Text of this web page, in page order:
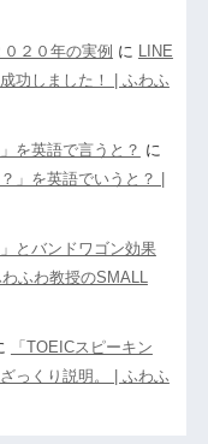
２０年の実例 に LINE
功しました！ | ふわふ
を英語で言うと？ に
」を英語でいうと？ |
とバンドワゴン効果
ふわ教授のSMALL
「TOEICスピーキン
っくり説明。 | ふわふ